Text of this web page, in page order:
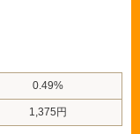
0.49%
1,375円